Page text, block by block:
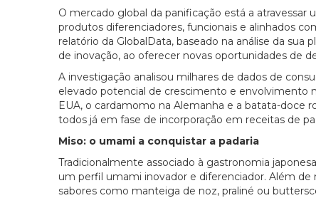
O mercado global da panificação está a
produtos diferenciadores, funcionais e alinhados
relatório da GlobalData, baseado na análise da
de inovação, ao oferecer novas oportunidades de
A investigação analisou milhares de dados de
elevado potencial de crescimento e envolvimento
EUA, o cardamomo na Alemanha e a batata-doce
todos já em fase de incorporação em receitas de
Miso: o umami a conquistar a padaria
Tradicionalmente associado à gastronomia
um perfil umami inovador e diferenciador. Além
sabores como manteiga de noz, praliné ou